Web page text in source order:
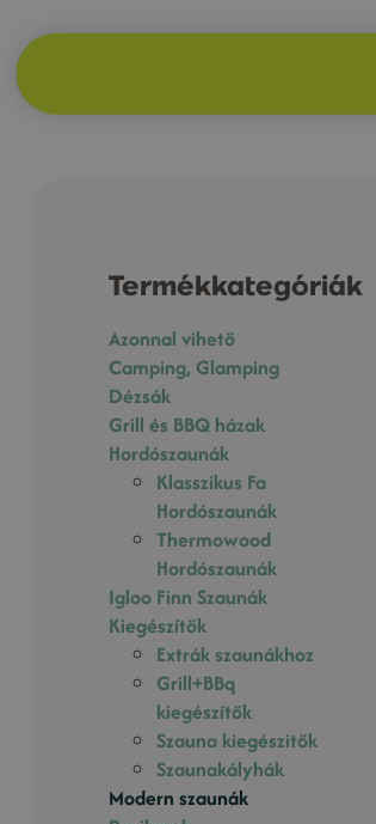
Termékkategóriák
Azonnal vihető
Camping, Glamping
Dézsák
Grill és BBQ házak
Hordószaunák
Klasszikus Fa
Hordószaunák
Thermowood
Hordószaunák
Igloo Finn Szaunák
Kiegészítők
Extrák szaunákhoz
Grill+BBq
kiegészítők
Szauna kiegészitők
Szaunakályhák
Modern szaunák